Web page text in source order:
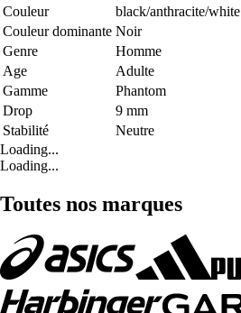
Couleur
black/anthracite/white
Couleur dominante Noir
Genre
Homme
Age
Adulte
Gamme
Phantom
Drop
9 mm
Stabilité
Neutre
Loading...
Loading...
Toutes nos marques